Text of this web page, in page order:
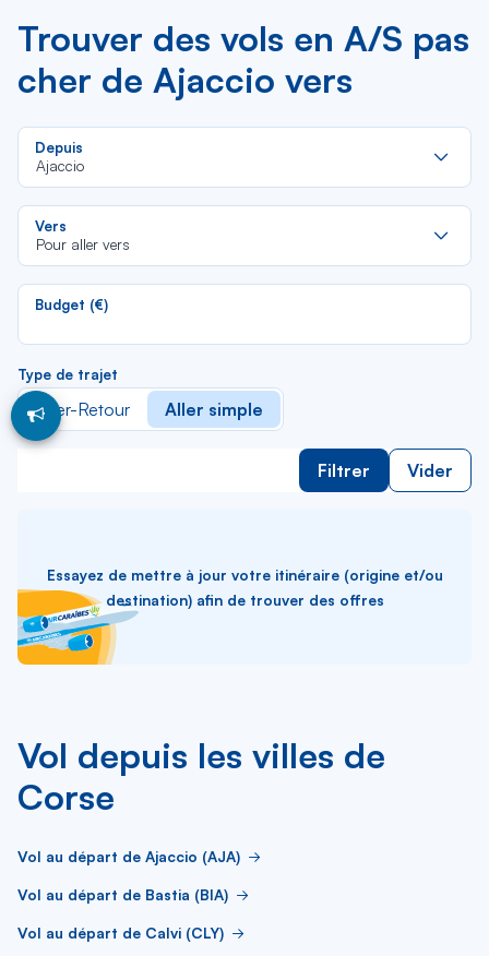
Trouver des vols en A/S pas
cher de Ajaccio vers
Depuis
Ajaccio
Vers
Pour aller vers
Budget (€)
Type de trajet
Aller-Retour Aller simple
Filtrer Vider
Essayez de mettre à jour votre itinéraire (origine et/ou
destination) afin de trouver des offres
Vol depuis les villes de
Corse
Vol au départ de Ajaccio (AJA)
Vol au départ de Bastia (BIA)
Vol au départ de Calvi (CLY)